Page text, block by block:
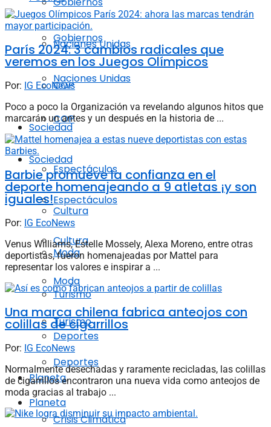
Naciones Unidas
COP
Sociedad
Espectáculos
Cultura
Moda
Turismo
Deportes
Planeta
Crisis Climática
Gobiernos
Naciones Unidas
COP
Sociedad
Espectáculos
Cultura
Moda
Turismo
Deportes
Planeta
París 2024: 3 cambios radicales que
veremos en los Juegos Olímpicos
Por: IG EcoNews
Poco a poco la Organización va revelando algunos hitos que
marcarán un antes y un después en la historia de ...
Barbie promueve la confianza en el
deporte homenajeando a 9 atletas ¡y son
iguales!
Por: IG EcoNews
Venus Williams, Estelle Mossely, Alexa Moreno, entre otras
deportistas, fueron homenajeadas por Mattel para
representar los valores e inspirar a ...
Una marca chilena fabrica anteojos con
colillas de cigarrillos
Por: IG EcoNews
Normalmente desechadas y raramente recicladas, las colillas
de cigarrillos encontraron una nueva vida como anteojos de
moda gracias al trabajo ...